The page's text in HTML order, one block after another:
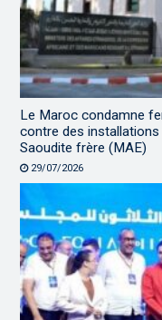
Le Maroc condamne
contre des installations
Saoudite frère (MAE)
29/07/2026